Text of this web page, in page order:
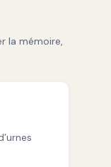
la mémoire,